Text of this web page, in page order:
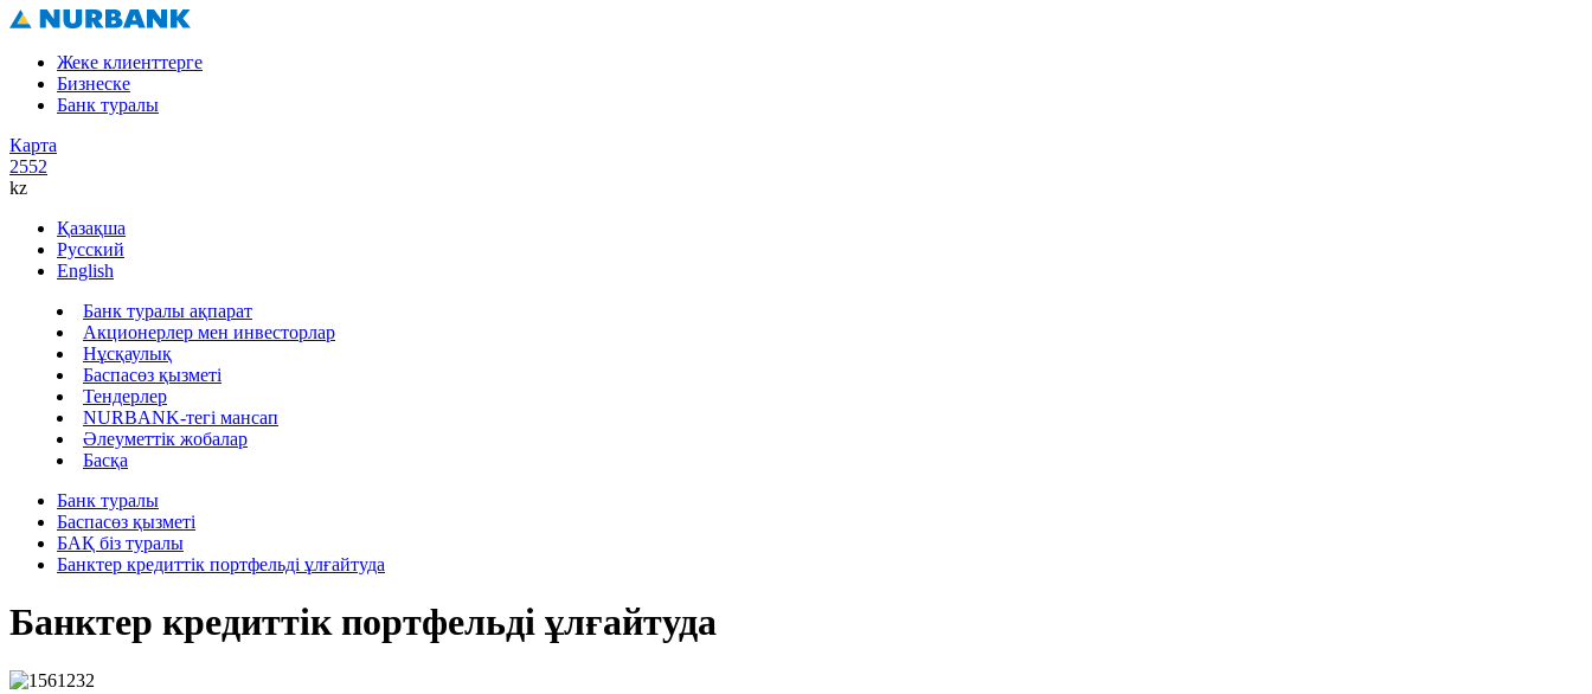
Жеке клиенттерге
Бизнеске
Банк туралы
Карта
2552
kz
Қазақша
Русский
English
Банк туралы ақпарат
Акционерлер мен инвесторлар
Нұсқаулық
Баспасөз қызметі
Тендерлер
NURBANK-тегі мансап
Әлеуметтік жобалар
Басқа
Банк туралы
Баспасөз қызметі
БАҚ біз туралы
Банктер кредиттік портфельді ұлғайтуда
Банктер кредиттік портфельді ұлғайтуда